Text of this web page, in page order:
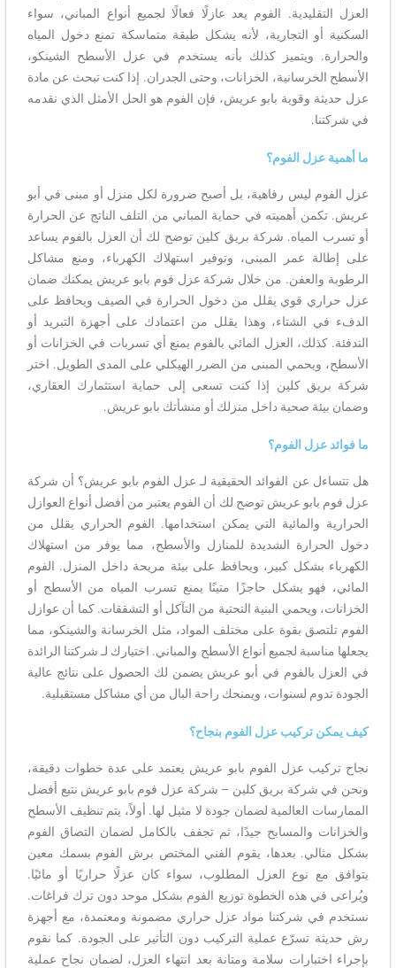
العزل التقليدية. الفوم يعد عازلًا فعالًا لجميع أنواع المباني، سواء
السكنية أو التجارية، لأنه يشكل طبقة متماسكة تمنع دخول المياه
والحرارة. ويتميز كذلك بأنه يستخدم في عزل الأسطح الشينكو،
الأسطح الخرسانية، الخزانات، وحتى الجدران. إذا كنت تبحث عن مادة
عزل حديثة وقوية بابو عريش، فإن الفوم هو الحل الأمثل الذي نقدمه
في شركتنا.
ما أهمية عزل الفوم؟
عزل الفوم ليس رفاهية، بل أصبح ضرورة لكل منزل أو مبنى في أبو
عريش. تكمن أهميته في حماية المباني من التلف الناتج عن الحرارة
أو تسرب المياه. شركة بريق كلين توضح لك أن العزل بالفوم يساعد
على إطالة عمر المبنى، وتوفير استهلاك الكهرباء، ومنع مشاكل
الرطوبة والعفن. من خلال شركة عزل فوم بابو عريش يمكنك ضمان
عزل حراري قوي يقلل من دخول الحرارة في الصيف ويحافظ على
الدفء في الشتاء، وهذا يقلل من اعتمادك على أجهزة التبريد أو
التدفئة. كذلك، العزل المائي بالفوم يمنع أي تسربات في الخزانات أو
الأسطح، ويحمي المبنى من الضرر الهيكلي على المدى الطويل. اختر
شركة بريق كلين إذا كنت تسعى إلى حماية استثمارك العقاري،
وضمان بيئة صحية داخل منزلك أو منشأتك بابو عريش.
ما فوائد عزل الفوم؟
هل تتساءل عن الفوائد الحقيقية لـ عزل الفوم بابو عريش؟ أن شركة
عزل فوم بابو عريش توضح لك أن الفوم يعتبر من أفضل أنواع العوازل
الحرارية والمائية التي يمكن استخدامها. الفوم الحراري يقلل من
دخول الحرارة الشديدة للمنازل والأسطح، مما يوفر من استهلاك
الكهرباء بشكل كبير، ويحافظ على بيئة مريحة داخل المنزل. الفوم
المائي، فهو يشكل حاجزًا متينًا يمنع تسرب المياه من الأسطح أو
الخزانات، ويحمي البنية التحتية من التآكل أو التشققات. كما أن عوازل
الفوم تلتصق بقوة على مختلف المواد، مثل الخرسانة والشينكو، مما
يجعلها مناسبة لجميع أنواع الأسطح والمباني. اختيارك لـ شركتنا الرائدة
في العزل بالفوم في أبو عريش يضمن لك الحصول على نتائج عالية
الجودة تدوم لسنوات، ويمنحك راحة البال من أي مشاكل مستقبلية.
كيف يمكن تركيب عزل الفوم بنجاح؟
نجاح تركيب عزل الفوم بابو عريش يعتمد على عدة خطوات دقيقة،
ونحن في شركة بريق كلين – شركة عزل فوم بابو عريش نتبع أفضل
الممارسات العالمية لضمان جودة لا مثيل لها. أولاً، يتم تنظيف الأسطح
والخزانات والمسابح جيدًا، ثم تجفف بالكامل لضمان التصاق الفوم
بشكل مثالي. بعدها، يقوم الفني المختص برش الفوم بسمك معين
يتوافق مع نوع العزل المطلوب، سواء كان عزلًا حراريًا أو مائيًا.
ويُراعى في هذه الخطوة توزيع الفوم بشكل موحد دون ترك فراغات.
نستخدم في شركتنا مواد عزل حراري مضمونة ومعتمدة، مع أجهزة
رش حديثة تسرّع عملية التركيب دون التأثير على الجودة. كما نقوم
بإجراء اختبارات سلامة ومتانة بعد انتهاء العزل، لضمان نجاح عملية